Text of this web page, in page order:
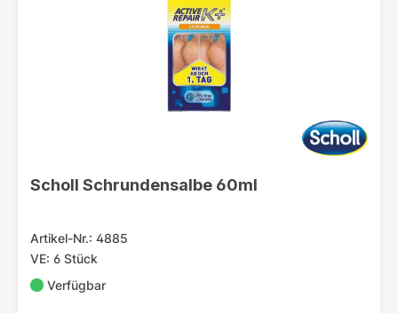
Scholl Schrundensalbe 60ml
Artikel-Nr.: 4885
VE: 6 Stück
Verfügbar